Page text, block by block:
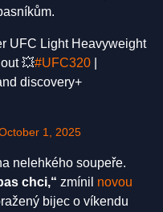
UFC Light Heavyweight
💥#UFC320
discovery+
1, 2025
nelehkého soupeře.
chci,“ zmínil novou
bijec o víkendu